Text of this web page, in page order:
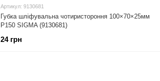
Артикул: 9130681
Губка шліфувальна чотиристороння 100×70×25мм
P150 SIGMA (9130681)
24 грн